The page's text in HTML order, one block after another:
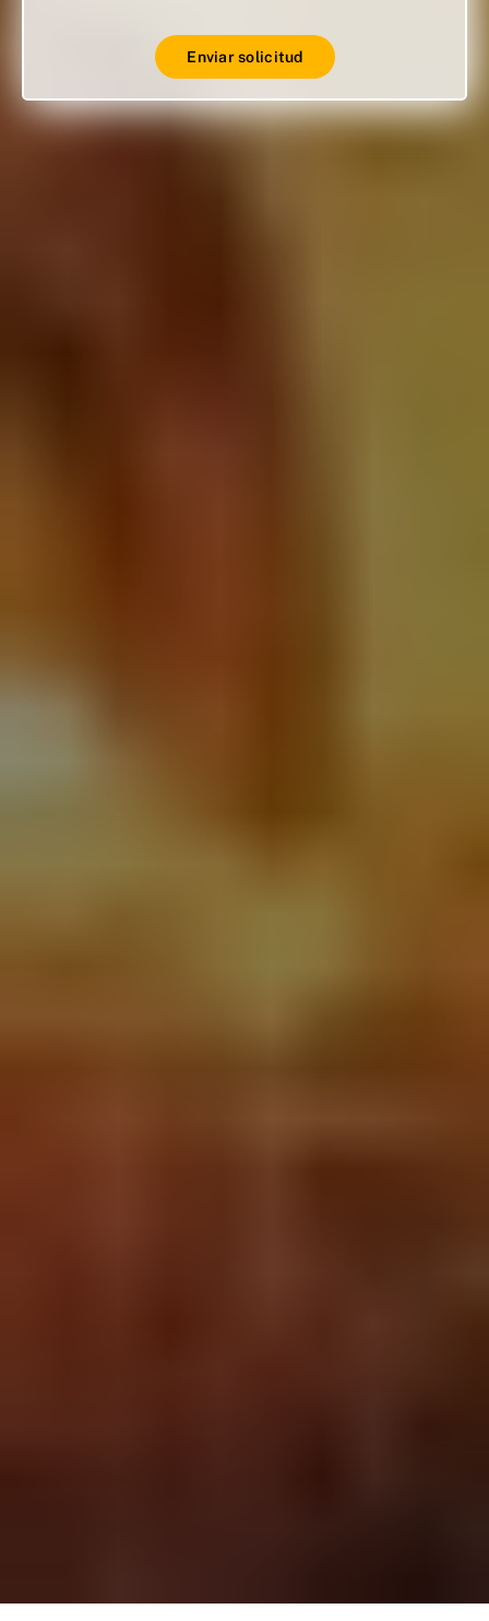
Enviar solicitud